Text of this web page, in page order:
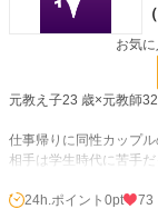
お気
元教え子23 歳×元教師
仕事帰りに同性カップ
相手は学生時代に苦手だ
襲い受けのはずが、い
24h.ポイント 0pt
73